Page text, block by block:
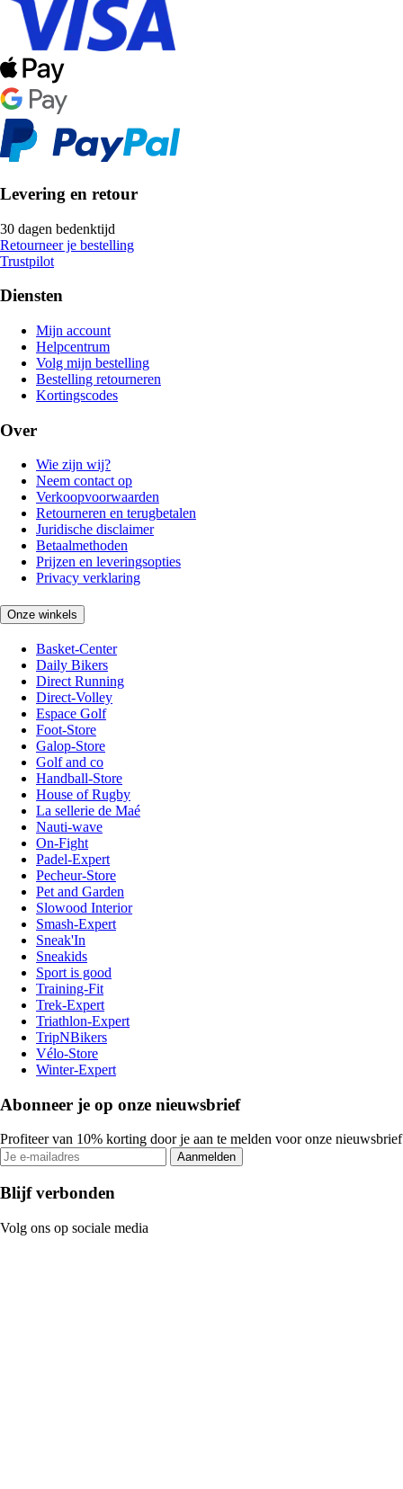
Levering en retour
30 dagen bedenktijd
Retourneer je bestelling
Trustpilot
Diensten
Mijn account
Helpcentrum
Volg mijn bestelling
Bestelling retourneren
Kortingscodes
Over
Wie zijn wij?
Neem contact op
Verkoopvoorwaarden
Retourneren en terugbetalen
Juridische disclaimer
Betaalmethoden
Prijzen en leveringsopties
Privacy verklaring
Onze winkels
Basket-Center
Daily Bikers
Direct Running
Direct-Volley
Espace Golf
Foot-Store
Galop-Store
Golf and co
Handball-Store
House of Rugby
La sellerie de Maé
Nauti-wave
On-Fight
Padel-Expert
Pecheur-Store
Pet and Garden
Slowood Interior
Smash-Expert
Sneak'In
Sneakids
Sport is good
Training-Fit
Trek-Expert
Triathlon-Expert
TripNBikers
Vélo-Store
Winter-Expert
Abonneer je op onze nieuwsbrief
Profiteer van 10% korting door je aan te melden voor onze nieuwsbrief
Aanmelden
Blijf verbonden
Volg ons op sociale media